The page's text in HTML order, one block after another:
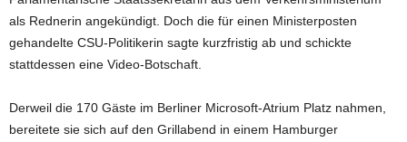
als Rednerin angekündigt. Doch die für einen Ministerposten
gehandelte CSU-Politikerin sagte kurzfristig ab und schickte
stattdessen eine Video-Botschaft.
Derweil die 170 Gäste im Berliner Microsoft-Atrium Platz nahmen,
bereitete sie sich auf den Grillabend in einem Hamburger